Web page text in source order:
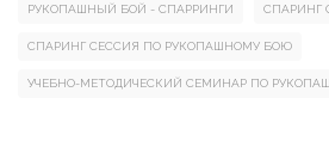
РУКОПАШНЫЙ БОЙ - СПАРРИНГИ СПАРИНГ
СПАРИНГ СЕССИЯ ПО РУКОПАШНОМУ БОЮ
УЧЕБНО-МЕТОДИЧЕСКИЙ СЕМИНАР ПО